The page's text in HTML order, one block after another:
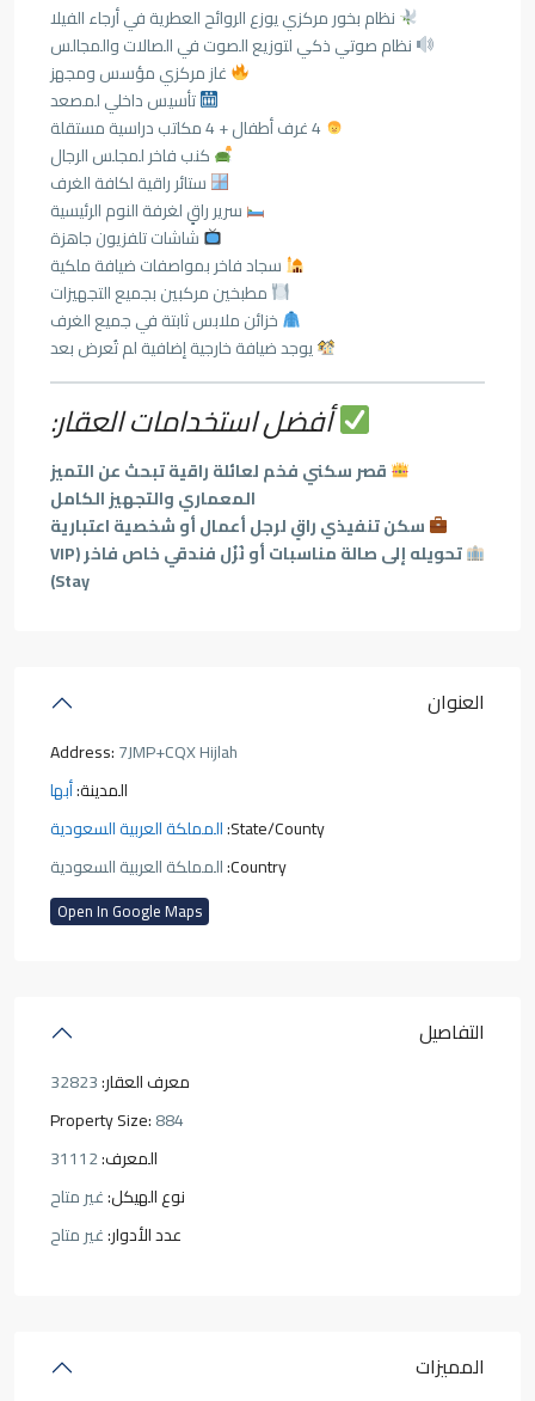
نظام بخور مركزي يوزع الروائح العطرية في أرجاء الفيلا
نظام صوتي ذكي لتوزيع الصوت في الصالات والمجالس
غاز مركزي مؤسس ومجهز
تأسيس داخلي لمصعد
كنب فاخر لمجلس الرجال
ستائر راقية لكافة الغرف
سرير راقٍ لغرفة النوم الرئيسية
شاشات تلفزيون جاهزة
سجاد فاخر بمواصفات ضيافة ملكية
مطبخين مركبين بجميع التجهيزات
خزائن ملابس ثابتة في جميع الغرف
يوجد ضيافة خارجية إضافية لم تُعرض بعد
أفضل استخدامات العقار:
قصر سكني فخم لعائلة راقية تبحث عن التميز
المعماري والتجهيز الكامل
سكن تنفيذي راقٍ لرجل أعمال أو شخصية اعتبارية
تحويله إلى صالة مناسبات أو نُزُل فندقي خاص فاخر (VIP
Stay)
العنوان
Address:7JMP+CQX Hijlah
المدينة:أبها
State/County: المملكة العربية السعودية
Country: المملكة العربية السعودية
Open In Google Maps
التفاصيل
معرف العقار:
Property Size:884
المعرف:
نوع الهيكل:غير متاح
عدد الأدوار:غير متاح
المميزات